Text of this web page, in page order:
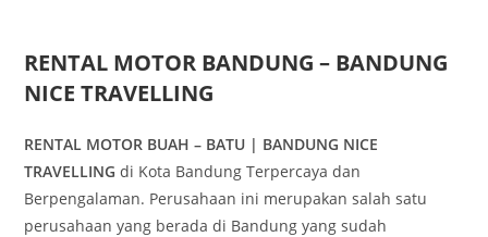
RENTAL MOTOR BANDUNG – BANDUNG
NICE TRAVELLING
RENTAL MOTOR BUAH – BATU | BANDUNG NICE
TRAVELLING di Kota Bandung Terpercaya dan
Berpengalaman. Perusahaan ini merupakan salah satu
perusahaan yang berada di Bandung yang sudah